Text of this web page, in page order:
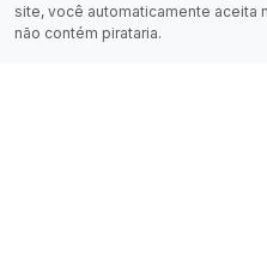
site, você automaticamente aceita
não contém pirataria.